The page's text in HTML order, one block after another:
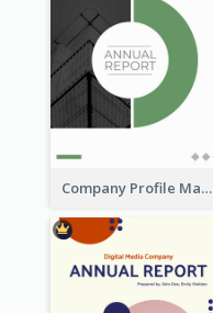
Company Profile Marketing Reports